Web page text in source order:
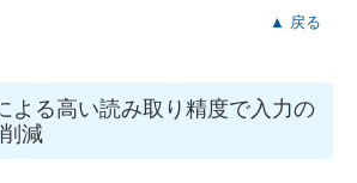
▲ 戻る
よる高い読み取り精度で入力の
減